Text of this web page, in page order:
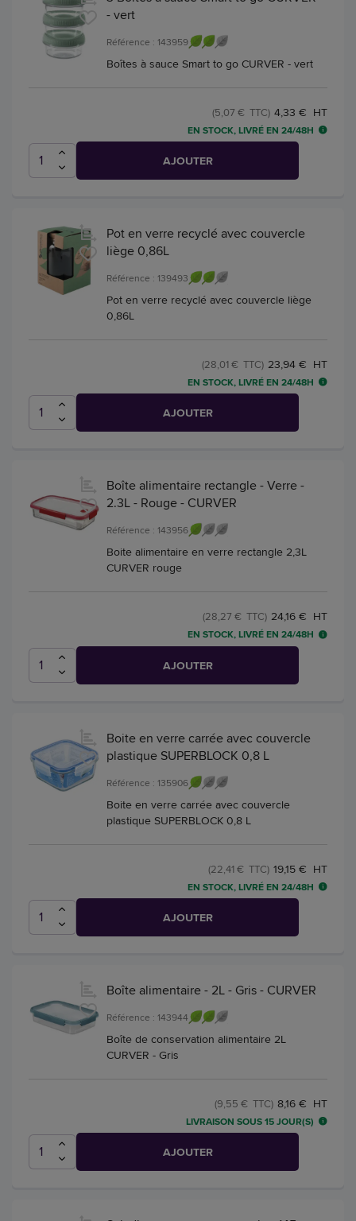
- vert
Référence : 143959
Boîtes à sauce Smart to go CURVER - vert
4,33 € HT
(5,07 € TTC)
EN STOCK, LIVRÉ EN 24/48H
AJOUTER
Pot en verre recyclé avec couvercle
liège 0,86L
Référence : 139493
Pot en verre recyclé avec couvercle liège
0,86L
23,94 € HT
(28,01 € TTC)
EN STOCK, LIVRÉ EN 24/48H
AJOUTER
Boîte alimentaire rectangle - Verre -
2.3L - Rouge - CURVER
Référence : 143956
Boite alimentaire en verre rectangle 2,3L
CURVER rouge
24,16 € HT
(28,27 € TTC)
EN STOCK, LIVRÉ EN 24/48H
AJOUTER
Boite en verre carrée avec couvercle
plastique SUPERBLOCK 0,8 L
Référence : 135906
Boite en verre carrée avec couvercle
plastique SUPERBLOCK 0,8 L
19,15 € HT
(22,41 € TTC)
EN STOCK, LIVRÉ EN 24/48H
AJOUTER
Boîte alimentaire - 2L - Gris - CURVER
Référence : 143944
Boîte de conservation alimentaire 2L
CURVER - Gris
8,16 € HT
(9,55 € TTC)
LIVRAISON SOUS 15 JOUR(S)
AJOUTER